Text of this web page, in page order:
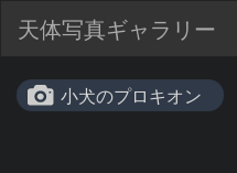
天体写真ギャラリー
小犬のプロキオン